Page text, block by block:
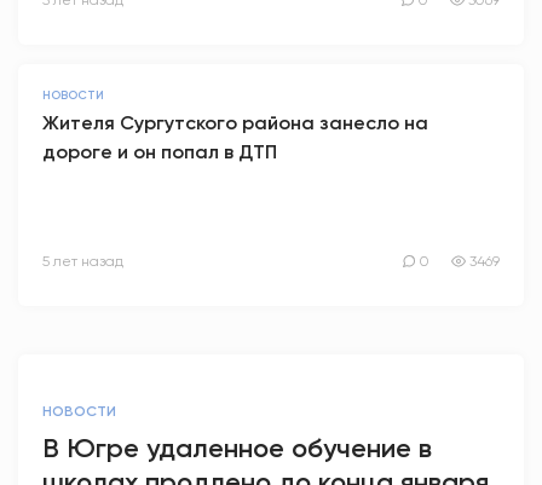
НОВОСТИ
Жителя Сургутского района занесло на
дороге и он попал в ДТП
5 лет назад 0 3469
НОВОСТИ
В Югре удаленное обучение в